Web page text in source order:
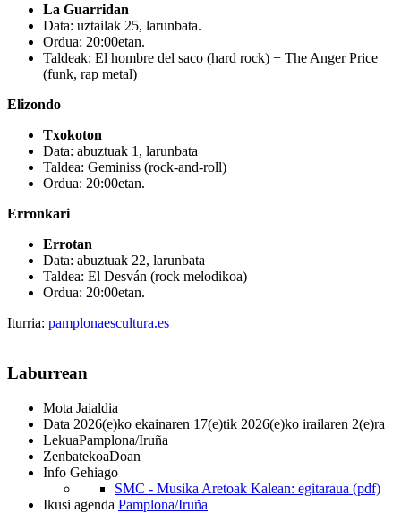
La Guarridan
Data: uztailak 25, larunbata.
Ordua: 20:00etan.
Taldeak: El hombre del saco (hard rock) + The Anger Price
(funk, rap metal)
Elizondo
Txokoton
Data: abuztuak 1, larunbata
Taldea: Geminiss (rock-and-roll)
Ordua: 20:00etan.
Erronkari
Errotan
Data: abuztuak 22, larunbata
Taldea: El Desván (rock melodikoa)
Ordua: 20:00etan.
Iturria: pamplonaescultura.es
Laburrean
Mota Jaialdia
Data 2026(e)ko ekainaren 17(e)tik 2026(e)ko irailaren 2(e)ra
LekuaPamplona/Iruña
ZenbatekoaDoan
Info Gehiago
SMC - Musika Aretoak Kalean: egitaraua (pdf)
Ikusi agenda Pamplona/Iruña